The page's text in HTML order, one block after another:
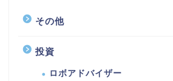
その他
投資
ロボアドバイザー